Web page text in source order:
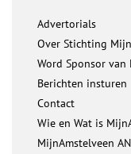
Advertorials
Over Stichting
Word Sponsor van
Berichten insturen
Contact
Wie en Wat is
MijnAmstelveen